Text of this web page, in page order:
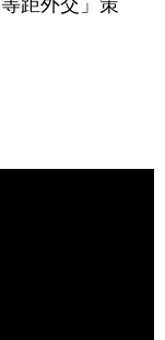
距外交」策